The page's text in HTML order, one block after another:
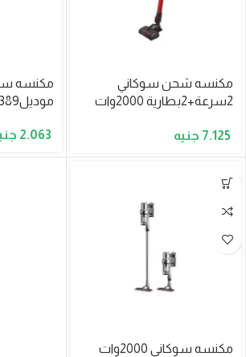
مكنسه شحن سوكاني
2سرعة+2بطارية 2000وات
7.125
موديلSK-3389
2.063
مكنسه سوكاني 2000وات